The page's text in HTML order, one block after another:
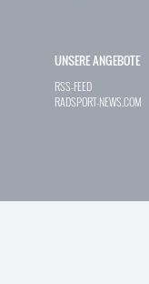
UNSERE ANGEBOTE
RSS-FEED
RADSPORT-NEWS.COM